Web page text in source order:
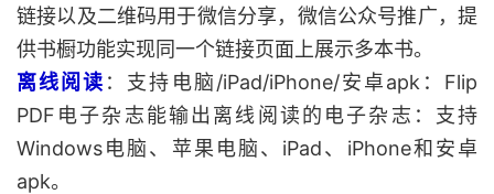
链接以及二维码用于微信分享，微信公众号推广，提
供书橱功能实现同一个链接页面上展示多本书。
离线阅读 ：支持电脑/iPad/iPhone/安卓apk：Flip
PDF电子杂志能输出离线阅读的电子杂志：支持
Windows电脑、苹果电脑、iPad、iPhone和安卓
apk。